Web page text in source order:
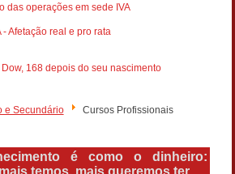
das operações em sede IVA
Afetação real e pro rata
168 depois do seu nascimento
e Secundário Cursos Profissionais
é como o dinheiro:
temos, mais queremos ter